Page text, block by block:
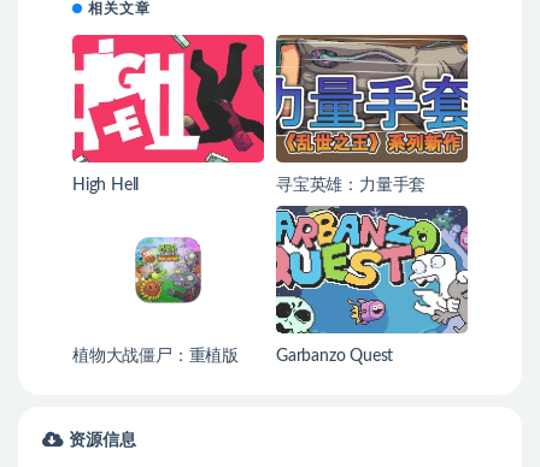
相关文章
High Hell
寻宝英雄：力量手套
Heroes Of Loot: Gauntlet
Of Power
植物大战僵尸：重植版 Garbanzo Quest
资源信息